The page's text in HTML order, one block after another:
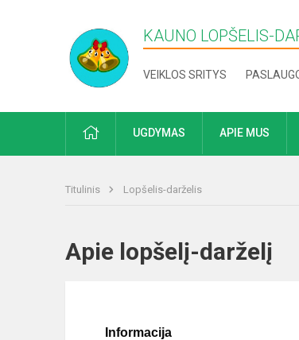
KAUNO LOPŠELIS-
VEIKLOS SRITYS
PRADŽIAUGDYMAS APIE MUS
Titulinis Lopšelis-darželis
Apie lopšelį-darželį
Informacija